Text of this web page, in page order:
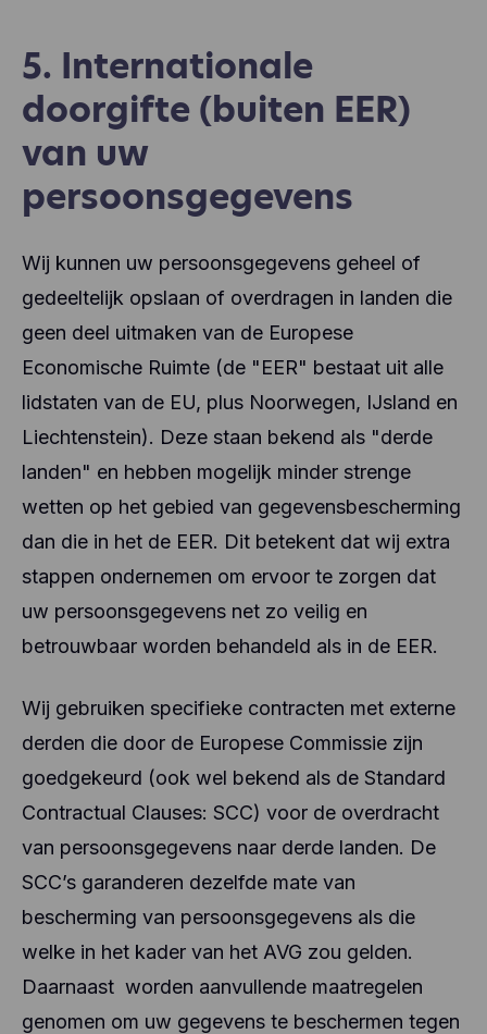
5. Internationale
doorgifte (buiten EER)
van uw
persoonsgegevens
Wij kunnen uw persoonsgegevens geheel of
gedeeltelijk opslaan of overdragen in landen die
geen deel uitmaken van de Europese
Economische Ruimte (de "EER" bestaat uit alle
lidstaten van de EU, plus Noorwegen, IJsland en
Liechtenstein). Deze staan bekend als "derde
landen" en hebben mogelijk minder strenge
wetten op het gebied van gegevensbescherming
dan die in het de EER. Dit betekent dat wij extra
stappen ondernemen om ervoor te zorgen dat
uw persoonsgegevens net zo veilig en
betrouwbaar worden behandeld als in de EER.
Wij gebruiken specifieke contracten met externe
derden die door de Europese Commissie zijn
goedgekeurd (ook wel bekend als de Standard
Contractual Clauses: SCC) voor de overdracht
van persoonsgegevens naar derde landen. De
SCC’s garanderen dezelfde mate van
bescherming van persoonsgegevens als die
welke in het kader van het AVG zou gelden.
Daarnaast worden aanvullende maatregelen
genomen om uw gegevens te beschermen tegen